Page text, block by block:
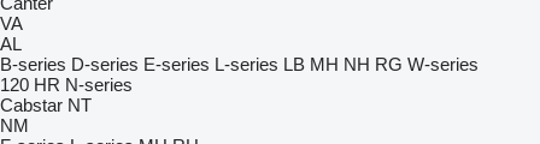
VA
AL
B-series D-series E-series L-series LB MH NH RG W-series
120 HR N-series
Cabstar NT
NM